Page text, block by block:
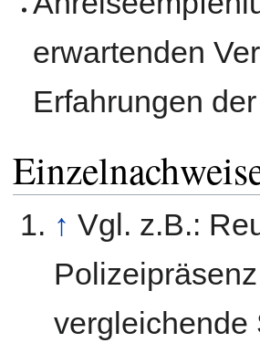
erwartenden
Erfahrungen
↑ Vgl. z.B.:
vergleichende